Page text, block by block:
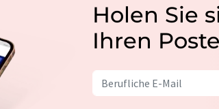
Holen Sie
Ihren